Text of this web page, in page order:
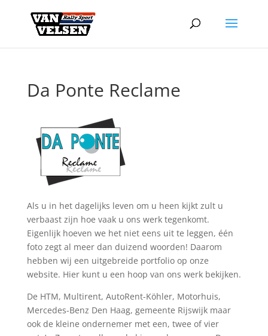
Da Ponte Reclame
Als u in het dagelijks leven om u heen kijkt zult u
verbaast zijn hoe vaak u ons werk tegenkomt.
Eigenlijk hoeven we het niet eens uit te leggen, één
foto zegt al meer dan duizend woorden! Daarom
hebben wij een uitgebreide portfolio op onze
website. Hier kunt u een hoop van ons werk bekijken.
De HTM, Multirent, AutoRent-Köhler, Motorhuis,
Mercedes-Benz Den Haag, gemeente Rijswijk maar
ook de kleine ondernemer met een, twee of vier